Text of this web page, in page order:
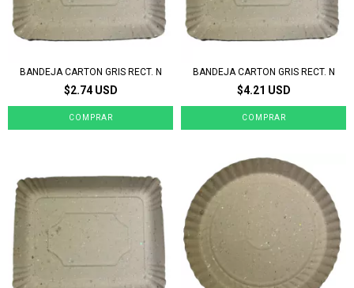
BANDEJA CARTON GRIS RECT. N
$2.74 USD
BANDEJA CARTON GRIS RECT. N
$4.21 USD